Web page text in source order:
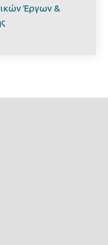
Έργων &